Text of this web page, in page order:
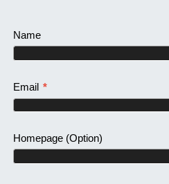
Name
Email *
Homepage(Option)